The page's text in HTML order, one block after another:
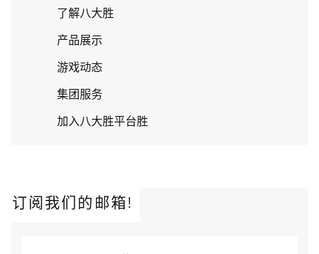
了解八大胜
产品展示
游戏动态
集团服务
加入八大胜平台胜
订阅我们的邮箱!